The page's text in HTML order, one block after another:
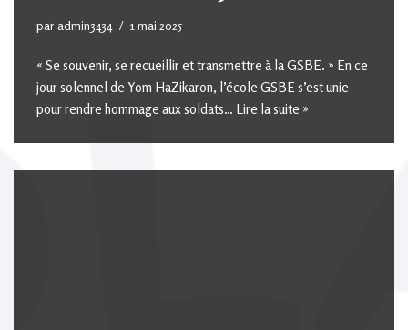
par admin3434 1 mai 2025
« Se souvenir, se recueillir et transmettre à la GSBE. » En ce
jour solennel de Yom HaZikaron, l’école GSBE s’est unie
pour rendre hommage aux soldats… Lire la suite »